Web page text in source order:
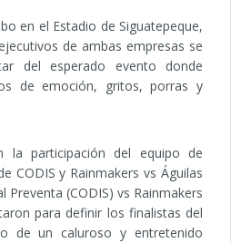
en el Estadio de Siguatepeque,
de ambas empresas se
del esperado evento donde
de emoción, gritos, porras y
la participación del equipo de
CODIS y Rainmakers vs Águilas
Preventa (CODIS) vs Rainmakers
para definir los finalistas del
de un caluroso y entretenido